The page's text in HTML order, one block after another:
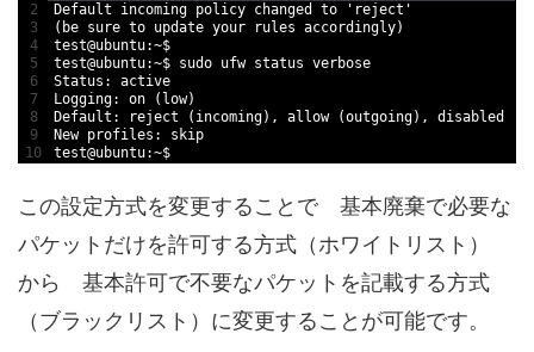
2
3
4
5
6
7
8
9
10
Default
incoming policy changed to
'reject'
( be sure to update your rules accordingly)
test@ubuntu:~$
test@ubuntu:~$ sudo ufw status verbose
Status :
active
Logging: on ( low)
Default : reject ( incoming) , allow (outgoing) , disabled
New profiles :
skip
test@ubuntu:~$
この設定方式を変更することで 基本廃棄で必要な
パケットだけを許可する方式（ホワイトリスト）
から 基本許可で不要なパケットを記載する方式
（ブラックリスト）に変更することが可能です。